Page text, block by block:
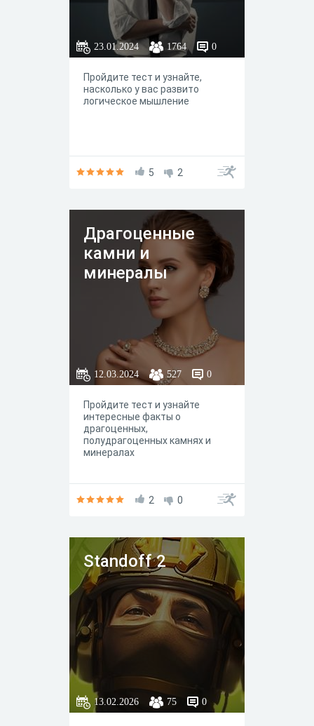
23.01.2024 1764 0
Пройдите тест и узнайте,
насколько у вас развито
логическое мышление
5 2
Драгоценные
камни и
минералы
12.03.2024 527 0
Пройдите тест и узнайте
интересные факты о
драгоценных,
полудрагоценных камнях и
минералах
2 0
Standoff 2
13.02.2026 75 0